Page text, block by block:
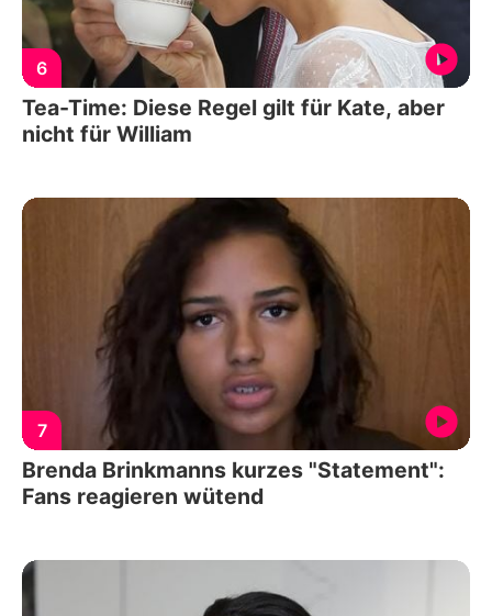
6
Tea-Time: Diese Regel gilt für Kate, aber
nicht für William
7
Brenda Brinkmanns kurzes "Statement":
Fans reagieren wütend